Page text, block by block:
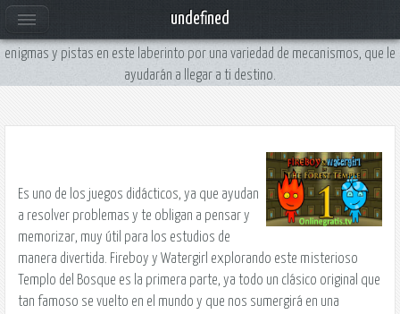
Fireboy and Watergirl 1 Forest Temple online gratis
enigmas y pistas en este laberinto por una variedad de mecanismos, que le
ayudarán a llegar a ti destino.
Es uno de los juegos didácticos, ya que ayudan
a resolver problemas y te obligan a pensar y
memorizar, muy útil para los estudios de
manera divertida. Fireboy y Watergirl explorando este misterioso
Templo del Bosque es la primera parte, ya todo un clásico original que
tan famoso se vuelto en el mundo y que nos sumergirá en una
undefined